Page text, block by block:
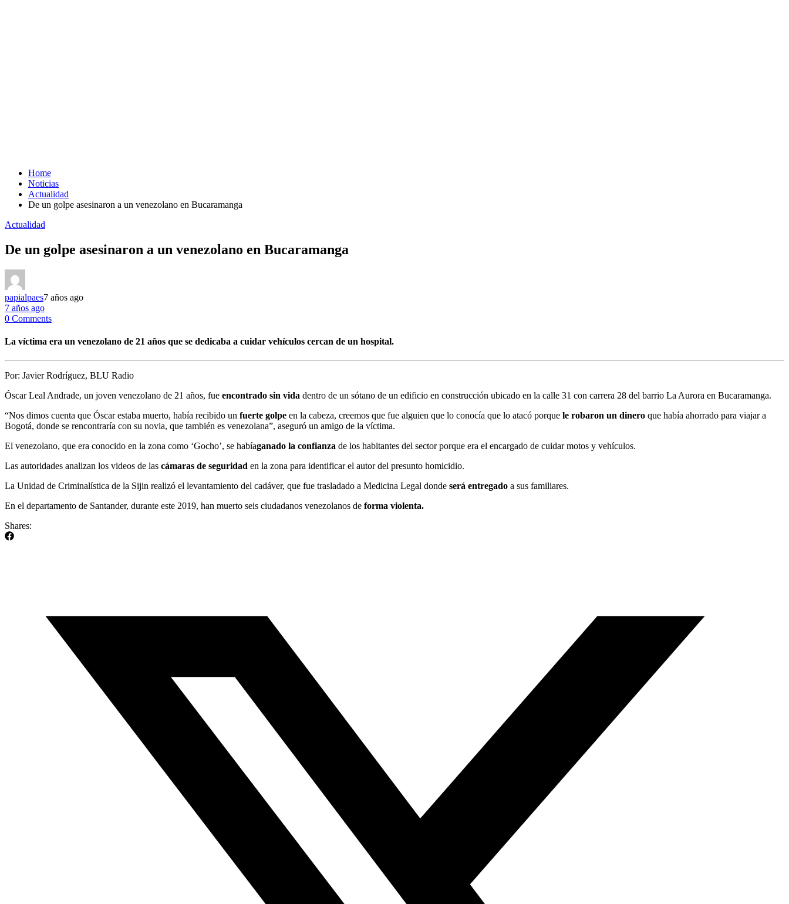
Home
Noticias
Actualidad
De un golpe asesinaron a un venezolano en Bucaramanga
Actualidad
De un golpe asesinaron a un venezolano en Bucaramanga
papialpaes7 años ago
7 años ago
0 Comments
La víctima era un venezolano de 21 años que se dedicaba a cuidar vehículos cercan de un hospital.
Por: Javier Rodríguez, BLU Radio
Óscar Leal Andrade, un joven venezolano de 21 años, fue encontrado sin vida dentro de un sótano de un edificio en construcción ubicado en la calle 31 con carrera 28 del barrio La Aurora en Bucaramanga.
“Nos dimos cuenta que Óscar estaba muerto, había recibido un fuerte golpe en la cabeza, creemos que fue alguien que lo conocía que lo atacó porque le robaron un dinero que había ahorrado para viajar a
Bogotá, donde se rencontraría con su novia, que también es venezolana”, aseguró un amigo de la víctima.
El venezolano, que era conocido en la zona como ‘Gocho’, se habíaganado la confianza de los habitantes del sector porque era el encargado de cuidar motos y vehículos.
Las autoridades analizan los videos de las cámaras de seguridad en la zona para identificar el autor del presunto homicidio.
La Unidad de Criminalística de la Sijin realizó el levantamiento del cadáver, que fue trasladado a Medicina Legal donde será entregado a sus familiares.
En el departamento de Santander, durante este 2019, han muerto seis ciudadanos venezolanos de forma violenta.
Shares: